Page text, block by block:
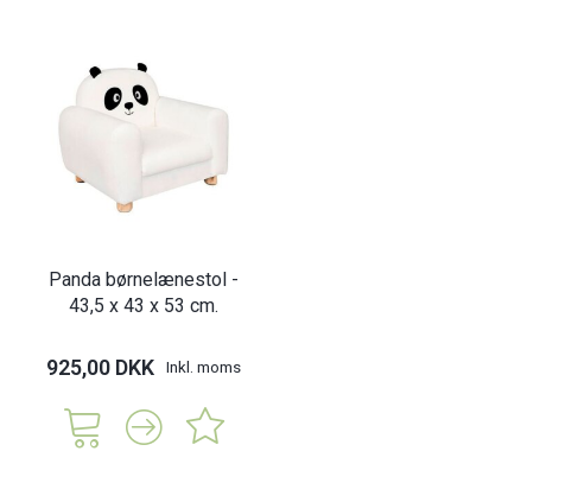
Panda børnelænestol -
43,5 x 43 x 53 cm.
925,00 DKK Inkl. moms